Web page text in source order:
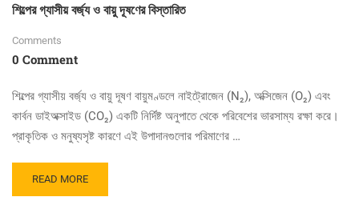
প্রভাবের
তথ্যসমূহ
শিল্পের গ্যাসীয় বর্জ্য ও বায়ু দূষণের বিস্তারিত
Comments
0 Comment
শিল্পের গ্যাসীয় বর্জ্য ও বায়ু দূষণ বায়ুমণ্ডলে নাইট্রোজেন (N₂), অক্সিজেন (O₂) এবং
কার্বন ডাইঅক্সাইড (CO₂) একটি নির্দিষ্ট অনুপাতে থেকে পরিবেশের ভারসাম্য রক্ষা করে।
প্রাকৃতিক ও মনুষ্যসৃষ্ট কারণে এই উপাদানগুলোর পরিমাণের …
READ
MORE
READ MORE